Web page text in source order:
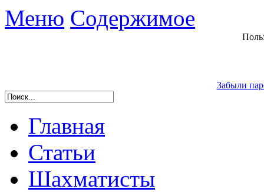
Меню Содержимое
Забыли
Главная
Статьи
Шахматисты